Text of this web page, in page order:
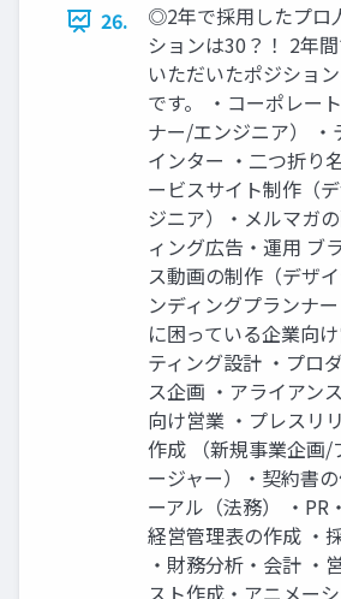
26.
◎2年で採⽤したプロ
ションは30？！ 2年
いただいたポジショ
です。 ‧コーポレー
ナー/エンジニア） ‧
インター ‧⼆つ折り
ービスサイト制作（
ジニア）‧メルマガ
ィング広告‧運⽤ ブ
ス動画の制作（デザ
ンディングプランナ
に困っている企業向
ティング設計 ‧プロ
ス企画 ‧アライアン
向け営業 ‧プレスリ
作成 （新規事業企画/
ージャー）‧契約書
ーアル（法務）
経営管理表の作成 ‧
‧財務分析‧会計 ‧